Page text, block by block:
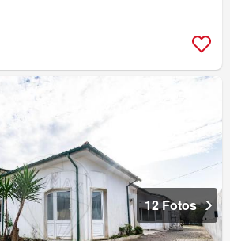
12 Fotos